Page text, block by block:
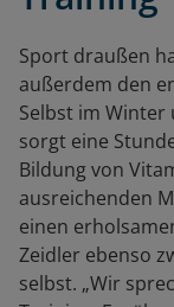
Sport draußen
außerdem den
Selbst im
sorgt eine
Bildung von
ausreichenden
einen
Zeidler ebenso
selbst. „Wir